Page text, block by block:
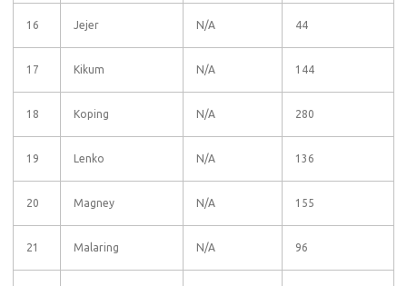
16 Jejer N/A 44
17 Kikum N/A 144
18 Koping N/A 280
19 Lenko N/A 136
20 Magney N/A 155
21 Malaring N/A 96